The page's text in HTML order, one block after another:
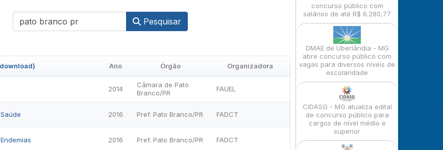
Pesquisar
Ano Órgão Organizadora
2014
Câmara de Pato
Branco/PR
FAUEL
2016 Pref. Pato Branco/PR FADCT
2016 Pref. Pato Branco/PR FADCT
concurso público com
salários de até R$ 6.280,77
DMAE de Uberlândia - MG
abre concurso público com
vagas para diversos níveis de
escolaridade
CIDASG - MG atualiza edital
de concurso público para
cargos de nível médio e
superior